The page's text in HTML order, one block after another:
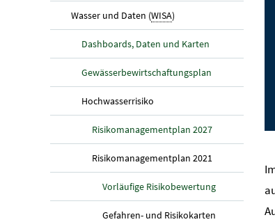
Wasser und Daten (WISA)(aktuelle Seite)
Dashboards, Daten und Karten
Gewässerbewirtschaftungsplan
Hochwasserrisiko(aktuelle Seite)
Risikomanagementplan 2027
Risikomanagementplan 2021
Vorläufige Risikobewertung
Gefahren- und Risikokarten(aktuelle